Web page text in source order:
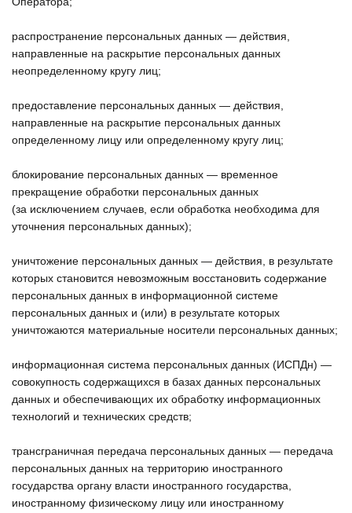
распространение персональных данных — действия,
направленные на раскрытие персональных данных
неопределенному кругу лиц;
предоставление персональных данных — действия,
направленные на раскрытие персональных данных
определенному лицу или определенному кругу лиц;
блокирование персональных данных — временное
прекращение обработки персональных данных
(за исключением случаев, если обработка необходима для
уточнения персональных данных);
уничтожение персональных данных — действия, в результате
которых становится невозможным восстановить содержание
персональных данных в информационной системе
персональных данных и (или) в результате которых
уничтожаются материальные носители персональных данных;
информационная система персональных данных (ИСПДн) —
совокупность содержащихся в базах данных персональных
данных и обеспечивающих их обработку информационных
технологий и технических средств;
трансграничная передача персональных данных — передача
персональных данных на территорию иностранного
государства органу власти иностранного государства,
иностранному физическому лицу или иностранному